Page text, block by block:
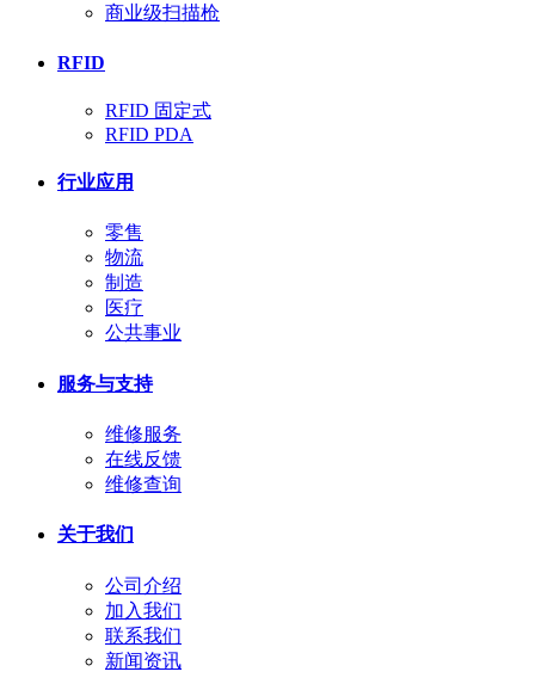
商业级扫描枪
RFID
RFID 固定式
RFID PDA
行业应用
零售
物流
制造
医疗
公共事业
服务与支持
维修服务
在线反馈
维修查询
关于我们
公司介绍
加入我们
联系我们
新闻资讯